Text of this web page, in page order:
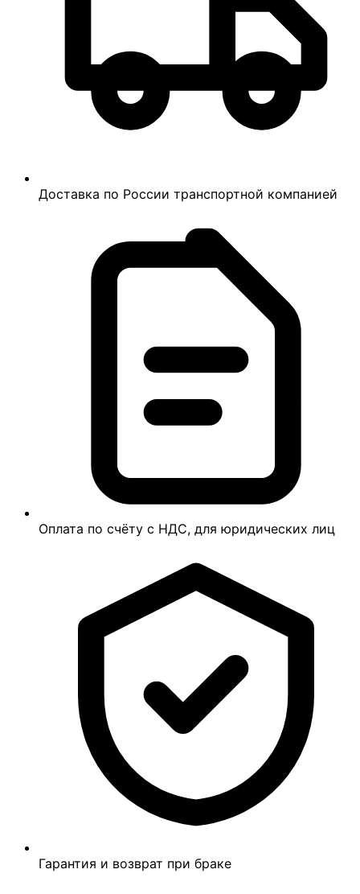
Доставка по России транспортной компанией
Оплата по счёту с НДС, для юридических лиц
Гарантия и возврат при браке